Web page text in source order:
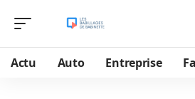
Actu Auto Entreprise